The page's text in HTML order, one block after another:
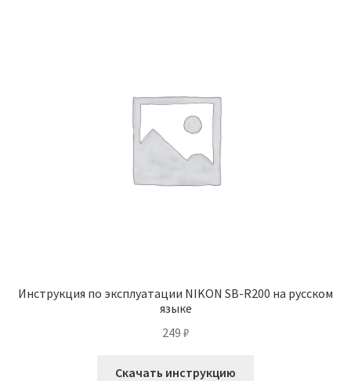
Инструкция по эксплуатации NIKON SB-R200 на русском
языке
249 ₽
Скачать инструкцию